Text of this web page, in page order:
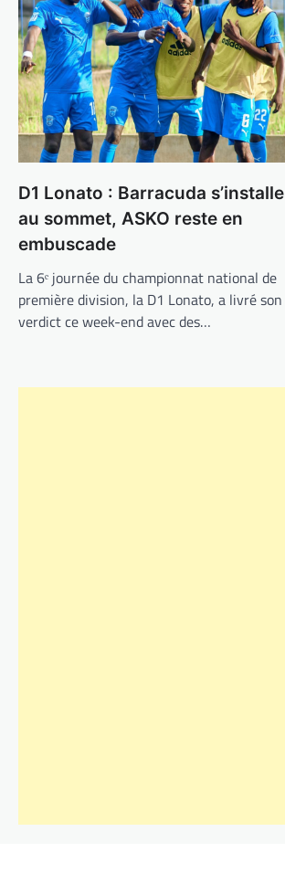
D1 Lonato : Barracuda s’installe
au sommet, ASKO reste en
embuscade
La 6ᵉ journée du championnat national de
première division, la D1 Lonato, a livré son
verdict ce week-end avec des…